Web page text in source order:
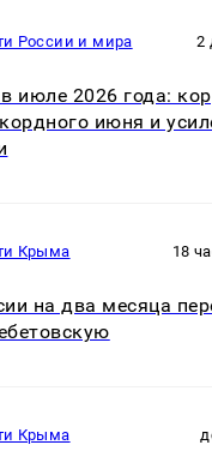
России и мира 2
июле 2026 года:
июня и
Крыма 18
на два месяца
Крыма